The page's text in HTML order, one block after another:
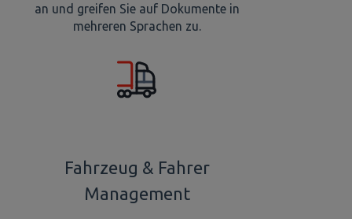
an und greifen Sie auf Dokumente in
mehreren Sprachen zu.
Fahrzeug & Fahrer
Management